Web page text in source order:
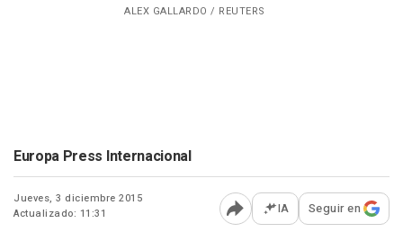
ALEX GALLARDO / REUTERS
Europa Press Internacional
Jueves, 3 diciembre 2015
Actualizado: 11:31
Abrir opciones para
IA Seguir en